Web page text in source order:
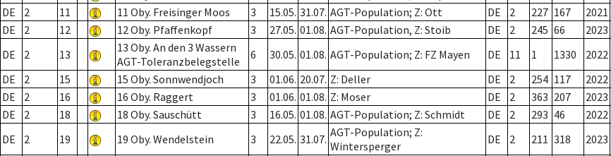
DE
2 11 11 Oby. Freisinger Moos 3 15.05. 31.07. AGT-Population; Z: Ott DE 2 227 167 2021
DE
2 12 12 Oby. Pfaffenkopf 3 27.05. 01.08. AGT-Population, Z: Stoib DE 2 245 66 2023
DE
2 13
13 Oby. An den 3 Wassern
AGT-Toleranzbelegstelle
6 30.05. 01.08. AGT-Population; Z: FZ Mayen DE 11 1 1330 2022
DE
2 15 15 Oby. Sonnwendjoch 3 01.06. 20.07. Z: Deller DE 2 254 117 2022
DE
2 16 16 Oby. Raggert 3 01.06. 01.08. Z: Moser DE 2 363 207 2023
DE
2 18 18 Oby. Sauschütt 3 16.05. 01.08. AGT-Population; Z: Schmidt DE 2 293 46 2022
DE
2 19 19 Oby. Wendelstein 3 22.05. 31.07. AGT-Population; Z:
Wintersperger
DE 2 211 318 2023